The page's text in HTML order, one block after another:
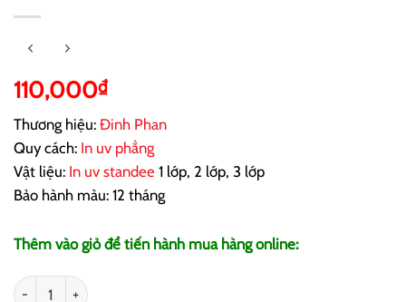
110,000₫
Thương hiệu: Đinh Phan
Quy cách: In uv phẳng
Vật liệu: In uv standee 1 lớp, 2 lớp, 3 lớp
Bảo hành màu: 12 tháng
Thêm vào giỏ để tiến hành mua hàng online:
In Standee số lượng